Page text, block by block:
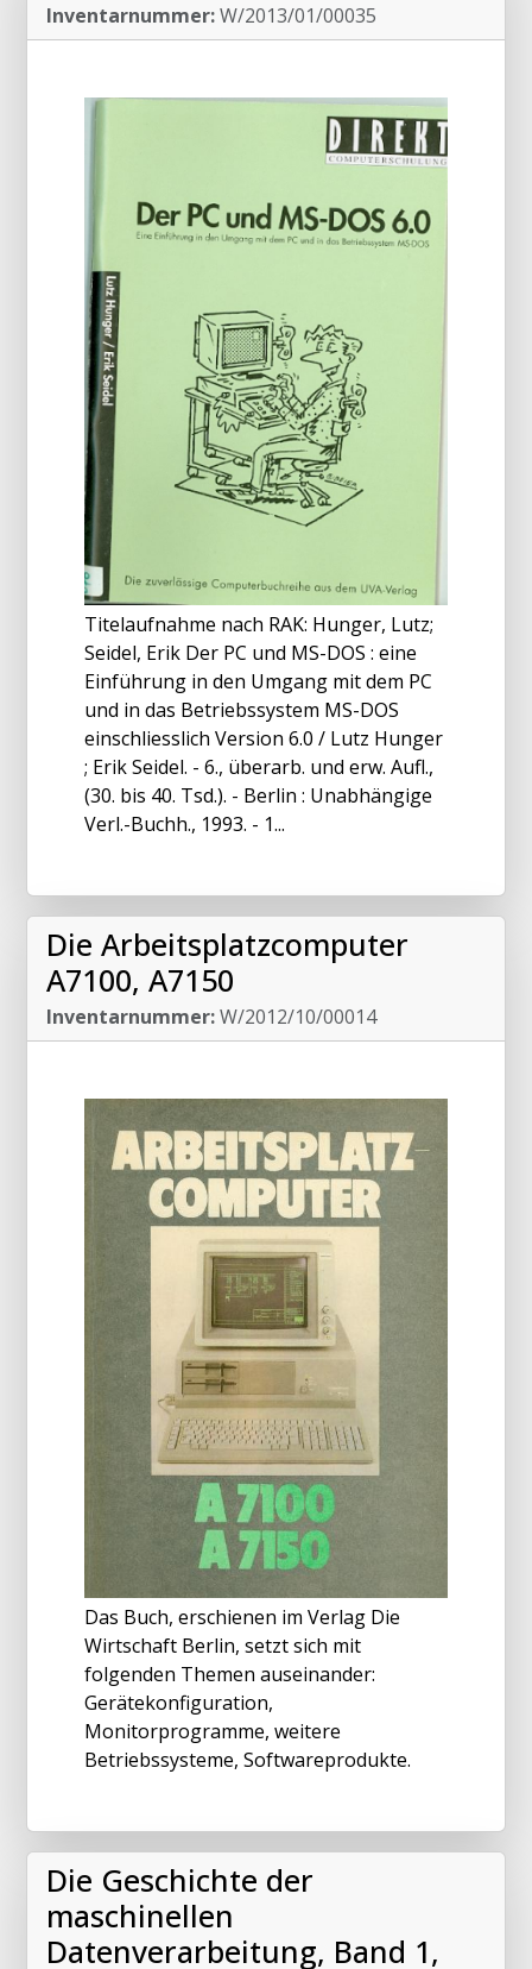
Inventarnummer:W/2013/01/00035
Titelaufnahme nach RAK: Hunger, Lutz;
Seidel, Erik Der PC und MS-DOS : eine
Einführung in den Umgang mit dem PC
und in das Betriebssystem MS-DOS
einschliesslich Version 6.0 / Lutz Hunger
; Erik Seidel. - 6., überarb. und erw. Aufl.,
(30. bis 40. Tsd.). - Berlin : Unabhängige
Verl.-Buchh., 1993. - 1...
Die Arbeitsplatzcomputer
A7100, A7150
Inventarnummer:W/2012/10/00014
Das Buch, erschienen im Verlag Die
Wirtschaft Berlin, setzt sich mit
folgenden Themen auseinander:
Gerätekonfiguration,
Monitorprogramme, weitere
Betriebssysteme, Softwareprodukte.
Die Geschichte der
maschinellen
Datenverarbeitung, Band 1,